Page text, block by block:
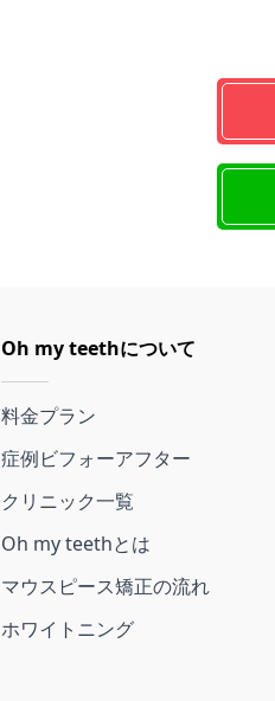
Oh my teethについて
料金プラン
症例ビフォーアフター
クリニック一覧
Oh my teethとは
マウスピース矯正の流れ
ホワイトニング